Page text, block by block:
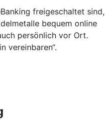
freigeschaltet sind,
bequem online
persönlich vor Ort.
vereinbaren“.